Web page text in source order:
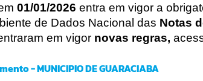
01/01/2026 entra em vigor a
de Dados Nacional das Notas
em vigor novas regras,
- MUNICIPIO DE GUARACIABA
Ocorreu um erro de script:
Uncaught SyntaxError: Unexpected token '('
https://guaraciaba.atende.net/https:/
agina/licitacao-pregao-52-2015-processo-licitatorio-
cfd5741fafc9972edc7a641fea.js?v=83d4f602:47